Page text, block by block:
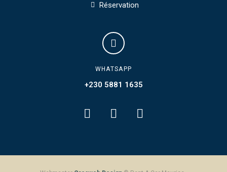
Réservation
WHATSAPP
+230 5881 1635